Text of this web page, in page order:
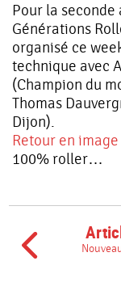
Pour la seconde
Générations
organisé ce
technique avec
(Champion du
Thomas
Dijon).
Retour en
100% roller…